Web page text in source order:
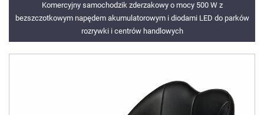
Komercyjny samochodzik zderzakowy o mocy 500 W z
bezszczotkowym napędem akumulatorowym i diodami LED do parków
rozrywki i centrów handlowych